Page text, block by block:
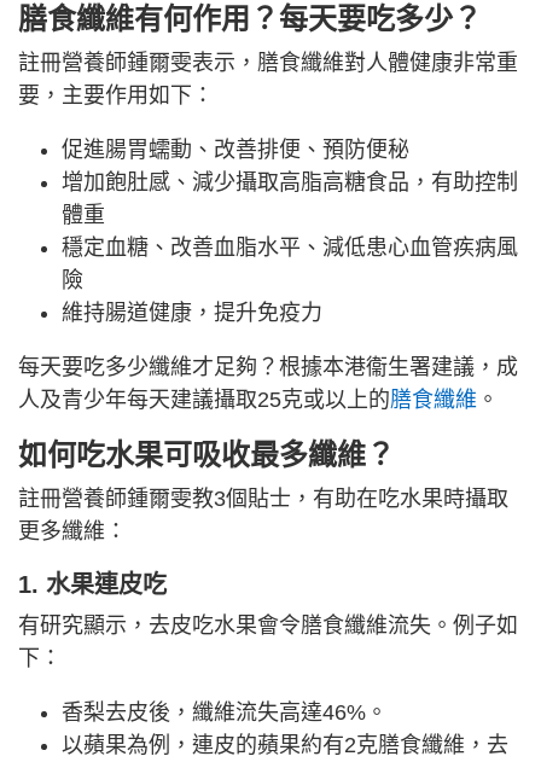
膳食纖維有何作用？每天要吃多少？
註冊營養師鍾爾雯表示，膳食纖維對人體健康非常重
要，主要作用如下：
促進腸胃蠕動、改善排便、預防便秘
增加飽肚感、減少攝取高脂高糖食品，有助控制
體重
穩定血糖、改善血脂水平、減低患心血管疾病風
險
維持腸道健康，提升免疫力
每天要吃多少纖維才足夠？根據本港衞生署建議，成
人及青少年每天建議攝取25克或以上的膳食纖維 。
如何吃水果可吸收最多纖維？
註冊營養師鍾爾雯教3個貼士，有助在吃水果時攝取
更多纖維：
1. 水果連皮吃
有研究顯示，去皮吃水果會令膳食纖維流失。例子如
下：
香梨去皮後，纖維流失高達46%。
以蘋果為例，連皮的蘋果約有2克膳食纖維，去